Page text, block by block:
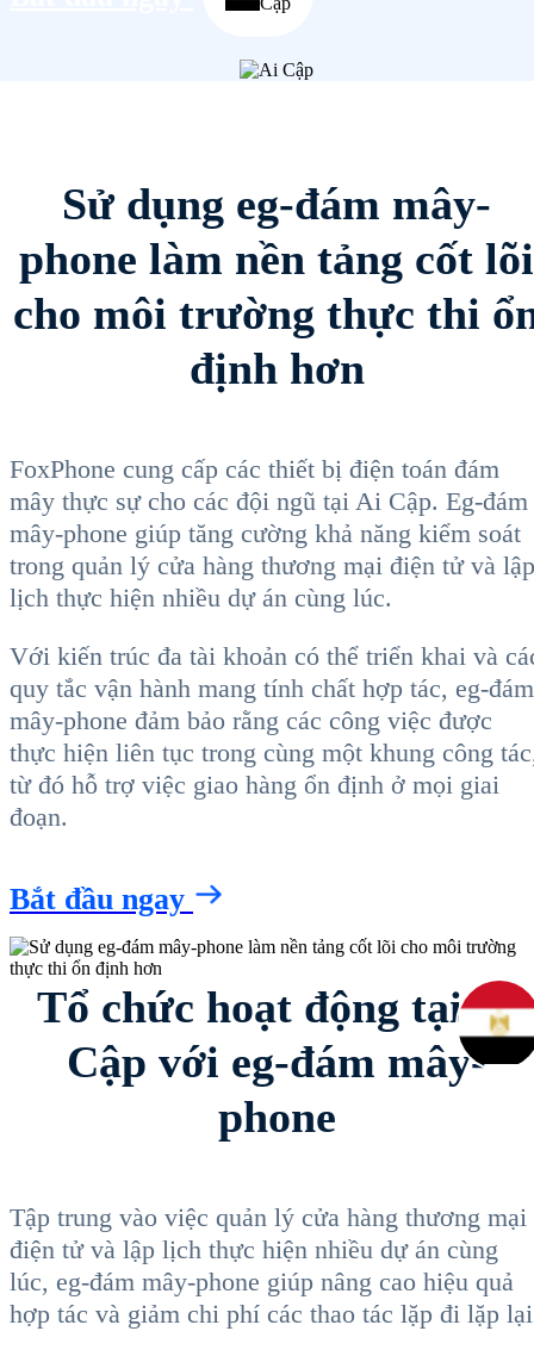
Sử dụng eg-đám mây-
phone làm nền tảng cốt lõi
cho môi trường thực thi
định hơn
FoxPhone cung cấp các thiết bị điện toán đám
mây thực sự cho các đội ngũ tại Ai Cập. Eg-đám
mây-phone giúp tăng cường khả năng kiểm soát
trong quản lý cửa hàng thương mại điện tử và lập
lịch thực hiện nhiều dự án cùng lúc.
Với kiến trúc đa tài khoản có thể triển khai và
quy tắc vận hành mang tính chất hợp tác, eg-đám
mây-phone đảm bảo rằng các công việc được
thực hiện liên tục trong cùng một khung công
từ đó hỗ trợ việc giao hàng ổn định ở mọi giai
đoạn.
Bắt đầu ngay
Tổ chức hoạt động tại Ai
Cập với eg-đám mây-
phone
Tập trung vào việc quản lý cửa hàng thương mại
điện tử và lập lịch thực hiện nhiều dự án cùng
lúc, eg-đám mây-phone giúp nâng cao hiệu quả
hợp tác và giảm chi phí các thao tác lặp đi lặp